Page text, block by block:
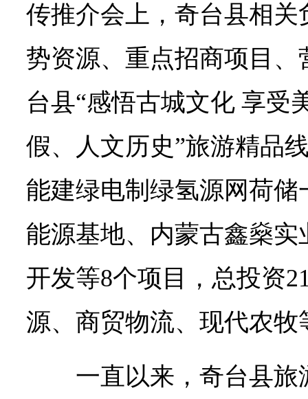
传推介会上，奇台县相
势资源、重点招商项目
台县“感悟古城文化 享受
假、人文历史”旅游精品
能建绿电制绿氢源网荷
能源基地、内蒙古鑫燊
开发等8个项目，总投资
源、商贸物流、现代农牧
一直以来，奇台县